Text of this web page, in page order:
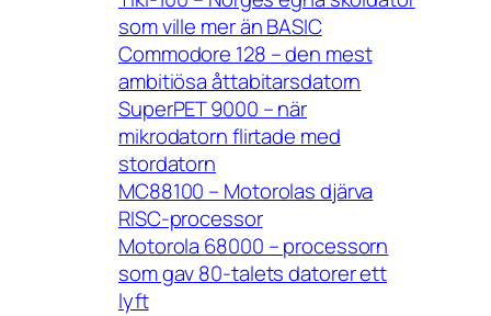
som ville mer än BASIC
Commodore 128 – den mest
ambitiösa åttabitarsdatorn
SuperPET 9000 – när
mikrodatorn flirtade med
stordatorn
MC88100 – Motorolas djärva
RISC-processor
Motorola 68000 – processorn
som gav 80-talets datorer ett
lyft